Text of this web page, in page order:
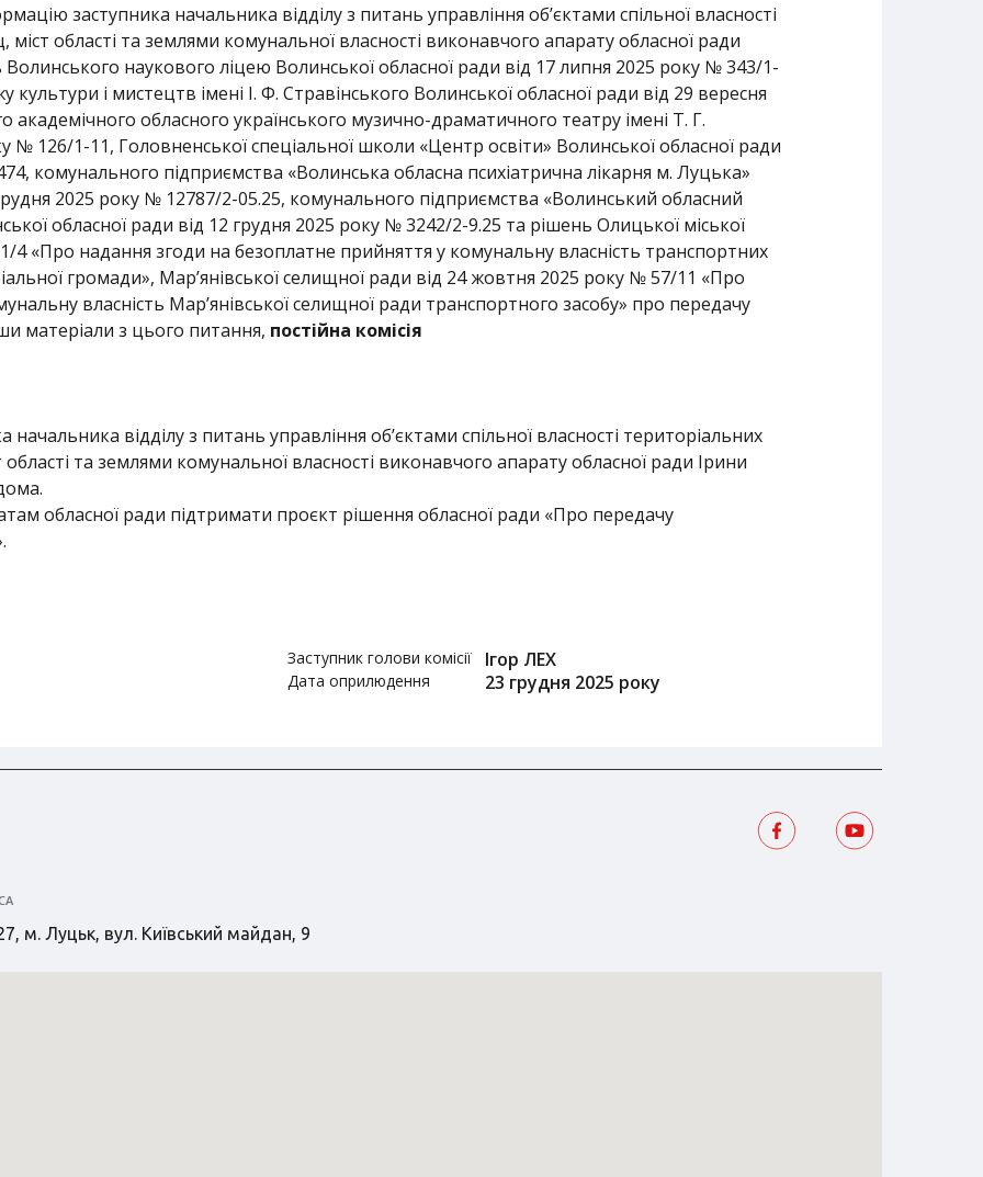
заступника начальника відділу з питань управління об’єктами спільної власності
області та землями комунальної власності виконавчого апарату обласної ради
наукового ліцею Волинської обласної ради від 17 липня 2025 року № 343/1-
і мистецтв імені І. Ф. Стравінського Волинської обласної ради від 29 вересня
обласного українського музично-драматичного театру імені Т. Г.
126/1-11, Головненської спеціальної школи «Центр освіти» Волинської обласної ради
комунального підприємства «Волинська обласна психіатрична лікарня м. Луцька»
2025 року № 12787/2-05.25, комунального підприємства «Волинський обласний
обласної ради від 12 грудня 2025 року № 3242/2-9.25 та рішень Олицької міської
«Про надання згоди на безоплатне прийняття у комунальну власність транспортних
громади», Мар’янівської селищної ради від 24 жовтня 2025 року № 57/11 «Про
власність Мар’янівської селищної ради транспортного засобу» про передачу
матеріали з цього питання, постійна комісія
відділу з питань управління об’єктами спільної власності територіальних
області та землями комунальної власності виконавчого апарату обласної ради Ірини
обласної ради підтримати проєкт рішення обласної ради «Про передачу
Заступник голови комісії Ігор ЛЕХ
Дата оприлюдення 23 грудня 2025 року
м. Луцьк, вул. Київський майдан, 9